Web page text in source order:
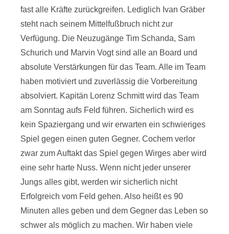
fast alle Kräfte zurückgreifen. Lediglich Ivan Gräber
steht nach seinem Mittelfußbruch nicht zur
Verfügung. Die Neuzugänge Tim Schanda, Sam
Schurich und Marvin Vogt sind alle an Board und
absolute Verstärkungen für das Team. Alle im Team
haben motiviert und zuverlässig die Vorbereitung
absolviert. Kapitän Lorenz Schmitt wird das Team
am Sonntag aufs Feld führen. Sicherlich wird es
kein Spaziergang und wir erwarten ein schwieriges
Spiel gegen einen guten Gegner. Cochem verlor
zwar zum Auftakt das Spiel gegen Wirges aber wird
eine sehr harte Nuss. Wenn nicht jeder unserer
Jungs alles gibt, werden wir sicherlich nicht
Erfolgreich vom Feld gehen. Also heißt es 90
Minuten alles geben und dem Gegner das Leben so
schwer als möglich zu machen. Wir haben viele